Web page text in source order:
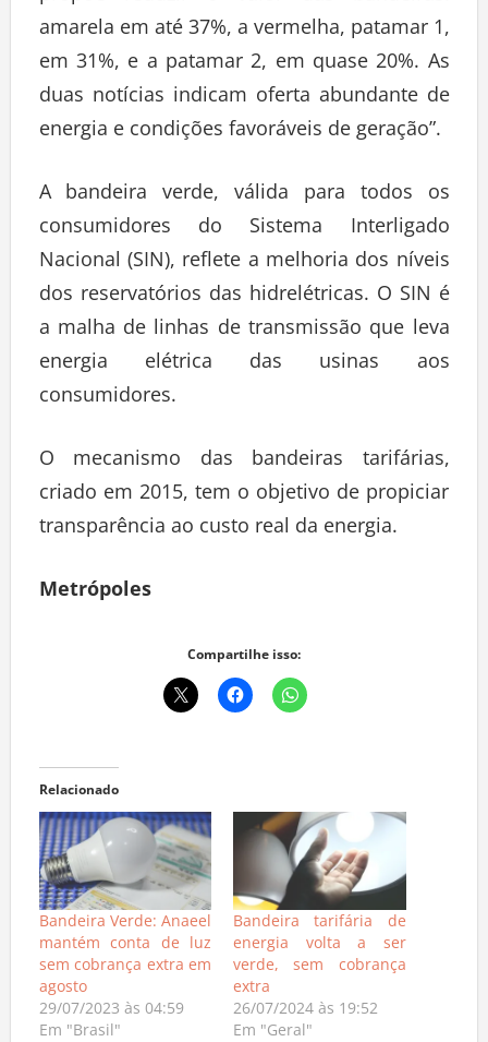
amarela em até 37%, a vermelha, patamar 1,
em 31%, e a patamar 2, em quase 20%. As
duas notícias indicam oferta abundante de
energia e condições favoráveis de geração”.
A bandeira verde, válida para todos os
consumidores do Sistema Interligado
Nacional (SIN), reflete a melhoria dos níveis
dos reservatórios das hidrelétricas. O SIN é
a malha de linhas de transmissão que leva
energia elétrica das usinas aos
consumidores.
O mecanismo das bandeiras tarifárias,
criado em 2015, tem o objetivo de propiciar
transparência ao custo real da energia.
Metrópoles
Compartilhe isso:
Relacionado
Bandeira Verde: Anaeel
mantém conta de luz
sem cobrança extra em
agosto
29/07/2023 às 04:59
Em "Brasil"
Bandeira tarifária de
energia volta a ser
verde, sem cobrança
extra
26/07/2024 às 19:52
Em "Geral"